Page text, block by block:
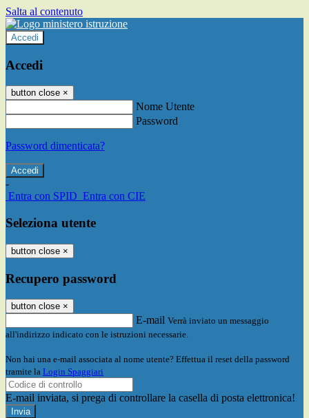
Salta al contenuto
Accedi
Accedi
button close ×
Nome Utente
Password
Password dimenticata?
-
Entra con SPID Entra con CIE
Seleziona utente
button close ×
Recupero password
button close ×
E-mail Verrà inviato un messaggio
all'indirizzo indicato con le istruzioni necessarie.
Non hai una e-mail associata al nome utente? Effettua il reset della password
tramite la Login Spaggiari
E-mail inviata, si prega di controllare la casella di posta elettronica!